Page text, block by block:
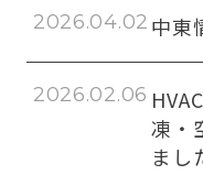
2026.04.02 中東
2026.02.06
凍・
まし